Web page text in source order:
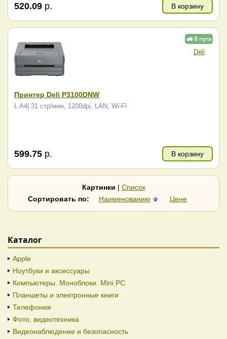
520.09 р. В корзину
Deli
Принтер Deli P3100DNW
L A4| 31 стр/мин, 1200dpi, LAN, Wi-Fi
599.75 р. В корзину
Картинки | Список
Сортировать по:
Наименованию Цене
Каталог
Apple
Ноутбуки и аксессуары
Компьютеры. Моноблоки. Mini PC
Планшеты и электронные книги
Телефония
Фото, видеотехника
Видеонаблюдение и безопасность